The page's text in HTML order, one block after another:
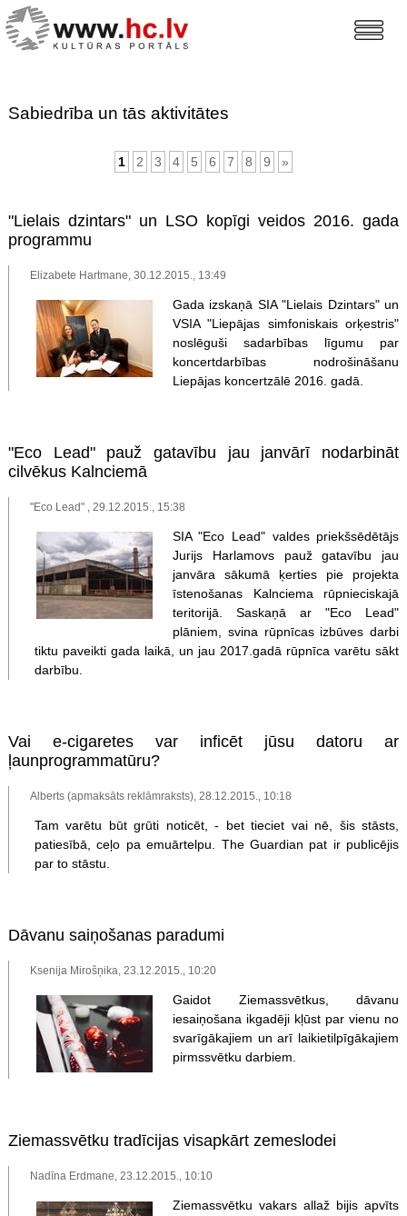
Sabiedrība un tās aktivitātes
1 2 3 4 5 6 7 8 9 »
"Lielais dzintars" un LSO kopīgi veidos 2016. gada
programmu
Elizabete Hartmane, 30.12.2015., 13:49
Gada izskaņā SIA "Lielais Dzintars" un
VSIA "Liepājas simfoniskais orķestris"
noslēguši sadarbības līgumu par
koncertdarbības nodrošināšanu
Liepājas koncertzālē 2016. gadā.
"Eco Lead" pauž gatavību jau janvārī nodarbināt
cilvēkus Kalnciemā
"Eco Lead" , 29.12.2015., 15:38
SIA "Eco Lead" valdes priekšsēdētājs
Jurijs Harlamovs pauž gatavību jau
janvāra sākumā ķerties pie projekta
īstenošanas Kalnciema rūpnieciskajā
teritorijā. Saskaņā ar "Eco Lead"
plāniem, svina rūpnīcas izbūves darbi
tiktu paveikti gada laikā, un jau 2017.gadā rūpnīca varētu sākt
darbību.
Vai e-cigaretes var inficēt jūsu datoru ar
ļaunprogrammatūru?
Alberts (apmaksāts reklāmraksts), 28.12.2015., 10:18
Tam varētu būt grūti noticēt, - bet tieciet vai nē, šis stāsts,
patiesībā, ceļo pa emuārtelpu. The Guardian pat ir publicējis
par to stāstu.
Dāvanu saiņošanas paradumi
Ksenija Mirošņika, 23.12.2015., 10:20
Gaidot Ziemassvētkus, dāvanu
iesaiņošana ikgadēji kļūst par vienu no
svarīgākajiem un arī laikietilpīgākajiem
pirmssvētku darbiem.
Ziemassvētku tradīcijas visapkārt zemeslodei
Nadīna Erdmane, 23.12.2015., 10:10
Ziemassvētku vakars allaž bijis apvīts